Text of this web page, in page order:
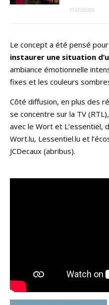
17/07/2026
Le concept a été pensé
instaurer une situation
ambiance émotionnelle
fixes et les couleurs
Côté diffusion, en plus des
se concentre sur la TV
avec le Wort et L’essentiel,
Wort.lu, Lessentiel.lu et
JCDecaux (abribus).